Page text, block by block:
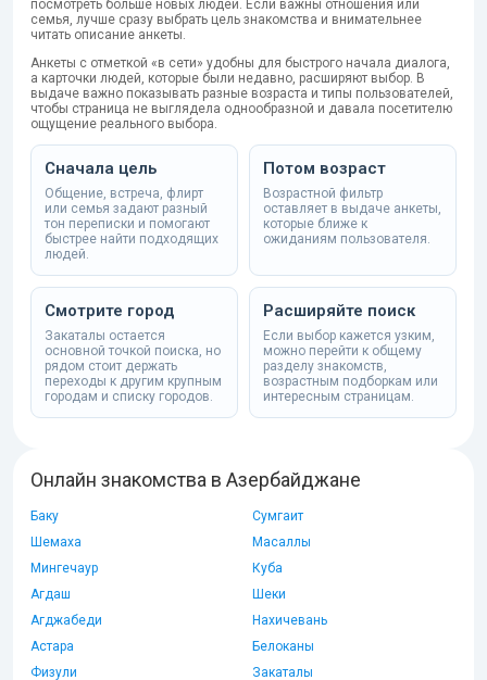
посмотреть больше новых людей. Если важны отношения или
семья, лучше сразу выбрать цель знакомства и внимательнее
читать описание анкеты.
Анкеты с отметкой «в сети» удобны для быстрого начала диалога,
а карточки людей, которые были недавно, расширяют выбор. В
выдаче важно показывать разные возраста и типы пользователей,
чтобы страница не выглядела однообразной и давала посетителю
ощущение реального выбора.
Сначала цель
Общение, встреча, флирт
или семья задают разный
тон переписки и помогают
быстрее найти подходящих
людей.
Потом возраст
Возрастной фильтр
оставляет в выдаче анкеты,
которые ближе к
ожиданиям пользователя.
Смотрите город
Закаталы остается
основной точкой поиска, но
рядом стоит держать
переходы к другим крупным
городам и списку городов.
Расширяйте поиск
Если выбор кажется узким,
можно перейти к общему
разделу знакомств,
возрастным подборкам или
интересным страницам.
Онлайн знакомства в Азербайджане
Баку
Сумгаит
Шемаха
Масаллы
Мингечаур
Куба
Агдаш
Шеки
Агджабеди
Нахичевань
Астара
Белоканы
Физули
Закаталы